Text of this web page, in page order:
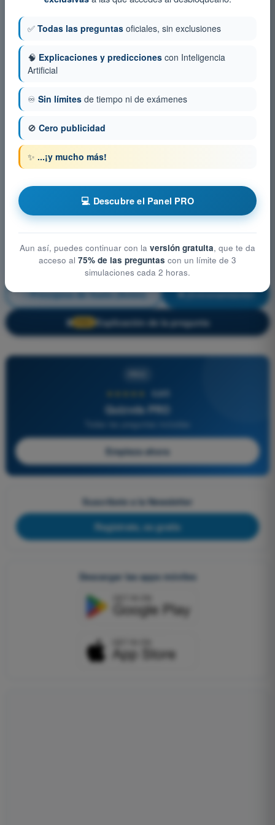
Principios de Vuelo (Avión) ¡Entrenamiento!
🔒 Explicación de la pregunta
4,6/5
Quizvds PRO
Empieza ahora
Suscríbete a la Newsletter
Regístrate, es gratis
Descargar las apps móviles
✅ Todas las preguntas oficiales, sin exclusiones
🧠 Explicaciones y predicciones con Inteligencia
Artificial
♾️ Sin límites de tiempo ni de exámenes
🚫 Cero publicidad
✨ ...¡y mucho más!
💻 Descubre el Panel PRO
Aun así, puedes continuar con la versión gratuita, que te da
acceso al 75% de las preguntas con un límite de 3
simulaciones cada 2 horas.